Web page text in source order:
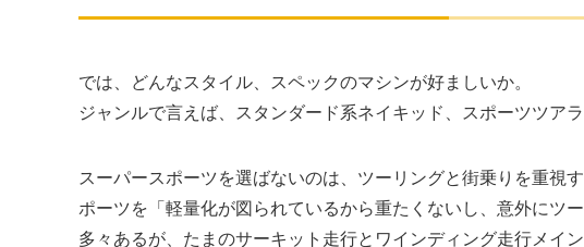
では、どんなスタイル、スペックのマシンが好ましいか。
ジャンルで言えば、スタンダード系ネイキッド、スポーツツア
スーパースポーツを選ばないのは、ツーリングと街乗りを重視
ポーツを「軽量化が図られているから重たくないし、意外にツ
多々あるが、たまのサーキット走行とワインディング走行メイ